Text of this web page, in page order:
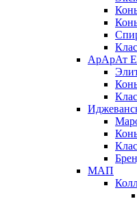
АрАрАт
МАП